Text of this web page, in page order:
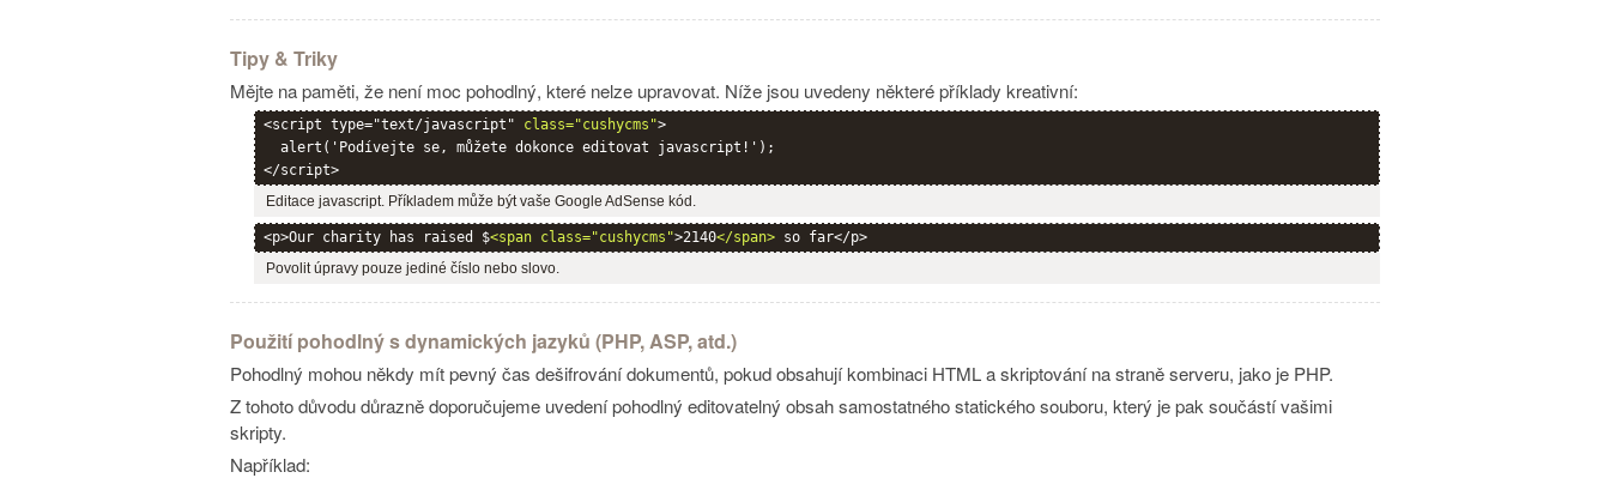
Tipy & Triky
Mějte na paměti, že není moc pohodlný, které nelze upravovat. Níže jsou uvedeny některé příklady kreativní:
<script type="text/javascript" class="cushycms">
  alert('Podívejte se, můžete dokonce editovat javascript!');
Editace javascript. Příkladem může být vaše Google AdSense kód.
<p>Our charity has raised $<span class="cushycms">2140</span> so far</p>
Povolit úpravy pouze jediné číslo nebo slovo.
Použití pohodlný s dynamických jazyků (PHP, ASP, atd.)
Pohodlný mohou někdy mít pevný čas dešifrování dokumentů, pokud obsahují kombinaci HTML a skriptování na straně serveru, jako je PHP.
Z tohoto důvodu důrazně doporučujeme uvedení pohodlný editovatelný obsah samostatného statického souboru, který je pak součástí vašimi
skripty.
Například: